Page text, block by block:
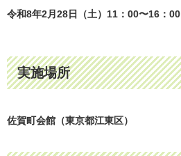
令和8年2月28日（土）11：00〜16：00
実施場所
佐賀町会館（東京都江東区）